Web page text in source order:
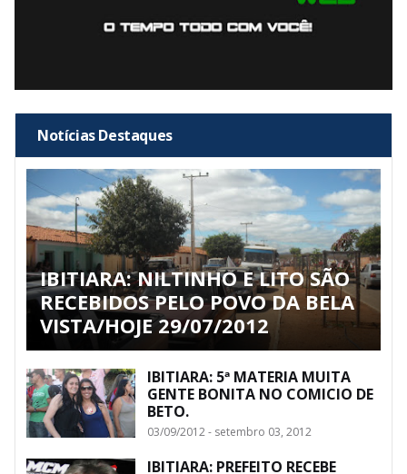
Notícias Destaques
IBITIARA: NILTINHO E LITO SÃO
RECEBIDOS PELO POVO DA BELA
VISTA/HOJE 29/07/2012
IBITIARA: 5ª MATERIA MUITA
GENTE BONITA NO COMICIO DE
BETO.
03/09/2012 - setembro 03, 2012
IBITIARA: PREFEITO RECEBE